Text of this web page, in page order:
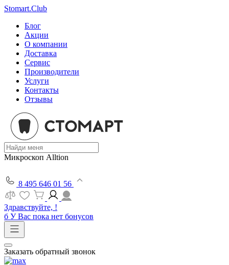
Stomart.Club
Блог
Акции
О компании
Доставка
Сервис
Производители
Услуги
Контакты
Отзывы
Микроскоп Alltion
8 495 646 01 56
Здравствуйте, !
б У Вас пока нет бонусов
Заказать обратный звонок